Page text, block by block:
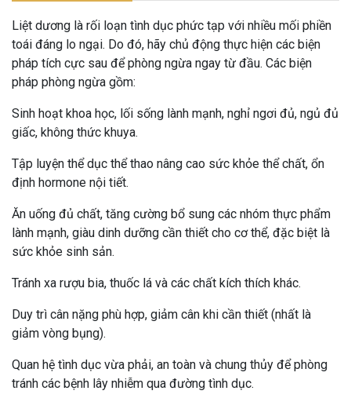
Liệt dương là rối loạn tình dục phức tạp với nhiều mối phiền
toái đáng lo ngại. Do đó, hãy chủ động thực hiện các biện
pháp tích cực sau để phòng ngừa ngay từ đầu. Các biện
pháp phòng ngừa gồm:
Sinh hoạt khoa học, lối sống lành mạnh, nghỉ ngơi đủ, ngủ đủ
giấc, không thức khuya.
Tập luyện thể dục thể thao nâng cao sức khỏe thể chất, ổn
định hormone nội tiết.
Ăn uống đủ chất, tăng cường bổ sung các nhóm thực phẩm
lành mạnh, giàu dinh dưỡng cần thiết cho cơ thể, đặc biệt là
sức khỏe sinh sản.
Tránh xa rượu bia, thuốc lá và các chất kích thích khác.
Duy trì cân nặng phù hợp, giảm cân khi cần thiết (nhất là
giảm vòng bụng).
Quan hệ tình dục vừa phải, an toàn và chung thủy để phòng
tránh các bệnh lây nhiễm qua đường tình dục.